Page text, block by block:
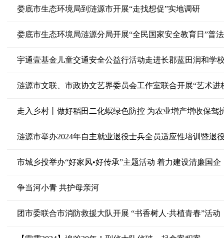
娄底市生态环境局到涟源市开展“走找想促”实地调研
娄底市生态环境局涟源分局开展“全民国家安全教育日”普
宇通壹基金儿童交通安全公益行活动走进长郡蓝田润和学
涟源市文联、市政协文艺界委员会工作室联合开展“艺术进
走入乡村丨做好稻田二化螟绿色防控 为农业增产增收保驾
涟源市举办2024年自主就业退役士兵全员适应性培训暨退
市城乡投举办“好家风•好传承”主题活动 着力建设清廉国企
争当河小青 共护母亲河
团市委联合市消防救援大队开展 “书香树人·共植青春”活动